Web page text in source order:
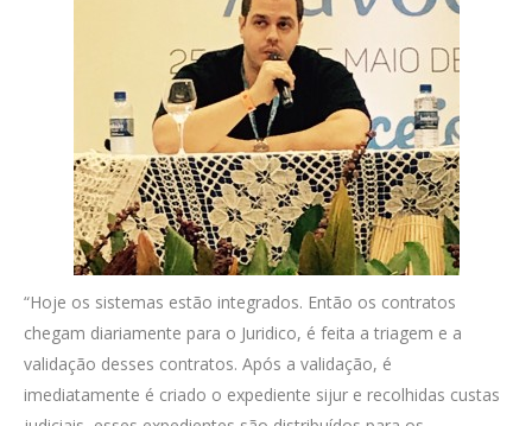
“Hoje os sistemas estão integrados. Então os contratos
chegam diariamente para o Juridico, é feita a triagem e a
validação desses contratos. Após a validação, é
imediatamente é criado o expediente sijur e recolhidas custas